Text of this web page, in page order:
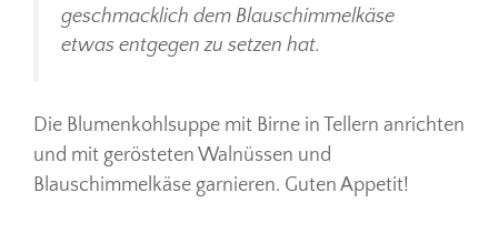
geschmacklich dem Blauschimmelkäse
etwas entgegen zu setzen hat.
Die Blumenkohlsuppe mit Birne in Tellern anrichten
und mit gerösteten Walnüssen und
Blauschimmelkäse garnieren. Guten Appetit!